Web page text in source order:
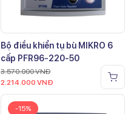
Bộ điều khiển tụ bù MIKRO 6
cấp PFR96-220-50
3.570.000VNĐ
2.214.000 VNĐ
-15%